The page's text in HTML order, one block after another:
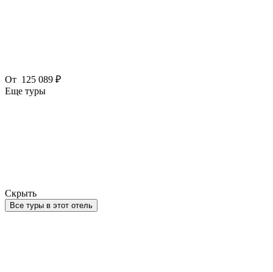
От 125 089 ₽
Еще туры
Скрыть
Все туры в этот отель